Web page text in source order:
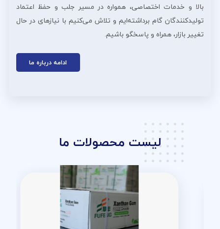
بالا و خدمات اختصاصی، همواره در مسیر جلب و حفظ اعتماد
تولیدکنندگان گام برداشته‌ایم و تلاش می‌کنیم با نیازهای در حال
تغییر بازار، همراه و پاسخگو باشیم.
ادامه درباره ما
لیست محصولات ما